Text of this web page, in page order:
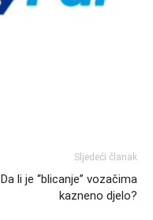
Sljedeći članak
Da li je “blicanje” vozačima
kazneno djelo?